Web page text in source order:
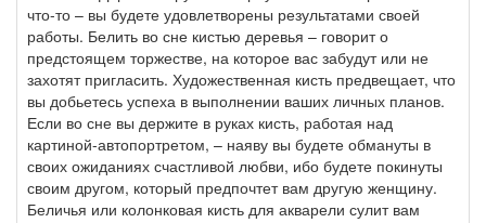
что-то – вы будете удовлетворены результатами своей
работы. Белить во сне кистью деревья – говорит о
предстоящем торжестве, на которое вас забудут или не
захотят пригласить. Художественная кисть предвещает, что
вы добьетесь успеха в выполнении ваших личных планов.
Если во сне вы держите в руках кисть, работая над
картиной-автопортретом, – наяву вы будете обмануты в
своих ожиданиях счастливой любви, ибо будете покинуты
своим другом, который предпочтет вам другую женщину.
Беличья или колонковая кисть для акварели сулит вам